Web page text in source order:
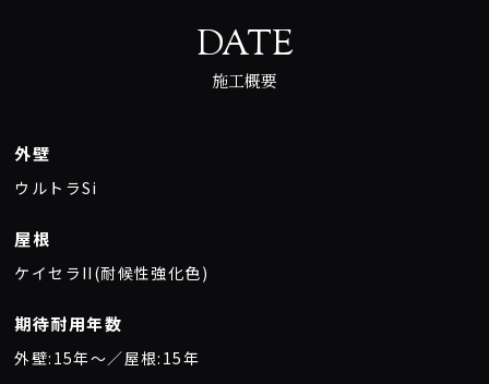
DATE
施工概要
外壁
ウルトラSi
屋根
ケイセラII(耐候性強化色)
期待耐用年数
外壁:15年〜／屋根:15年